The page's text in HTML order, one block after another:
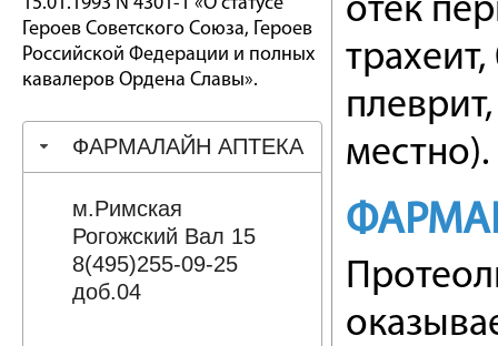
Героев Советского Союза, Героев
Российской Федерации и полных
кавалеров Ордена Славы».
ФАРМАЛАЙН АПТЕКА
м.Римская
Рогожский Вал 15
8(495)255-09-25
доб.04
отек
местно).